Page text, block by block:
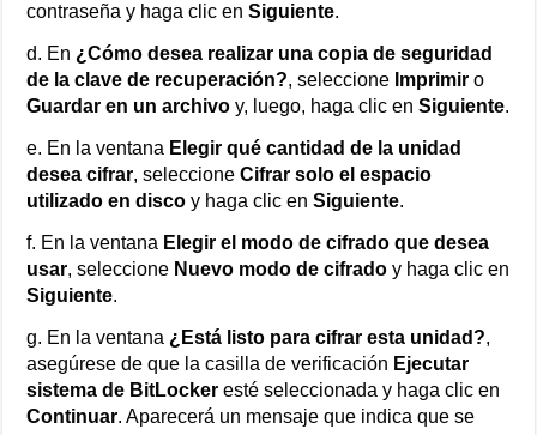
contraseña y haga clic enSiguiente.
d. En ¿Cómo desea realizar una copia de seguridad
de la clave de recuperación?, seleccione Imprimir o
Guardar en un archivo y, luego, haga clic enSiguiente.
e. En la ventana Elegir qué cantidad de la unidad
desea cifrar, seleccioneCifrar solo el espacio
utilizado en disco y haga clic enSiguiente.
f. En la ventana Elegir el modo de cifrado que desea
usar, seleccione Nuevo modo de cifrado y haga clic en
Siguiente.
g. En la ventana ¿Está listo para cifrar esta unidad?,
asegúrese de que la casilla de verificación Ejecutar
sistema de BitLocker esté seleccionada y haga clic en
Continuar. Aparecerá un mensaje que indica que se